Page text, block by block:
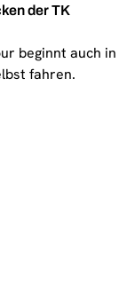
der TK
beginnt auch in
fahren.